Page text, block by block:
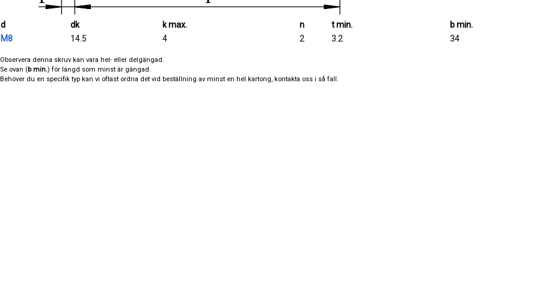
d dk k max. n t min.
b min.
M8
14.5 4 2 3.2 34
Observera denna skruv kan vara hel- eller delgängad.
Se ovan (b min.) för längd som minst är gängad.
Behöver du en specifik typ kan vi oftast ordna det vid beställning av minst en hel kartong, kontakta oss i så fall.